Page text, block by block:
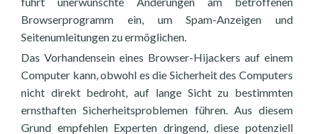
Browserprogramm ein, um Spam-Anzeigen und
Seitenumleitungen zu ermöglichen.
Das Vorhandensein eines Browser-Hijackers auf einem
Computer kann, obwohl es die Sicherheit des Computers
nicht direkt bedroht, auf lange Sicht zu bestimmten
ernsthaften Sicherheitsproblemen führen. Aus diesem
Grund empfehlen Experten dringend, diese potenziell